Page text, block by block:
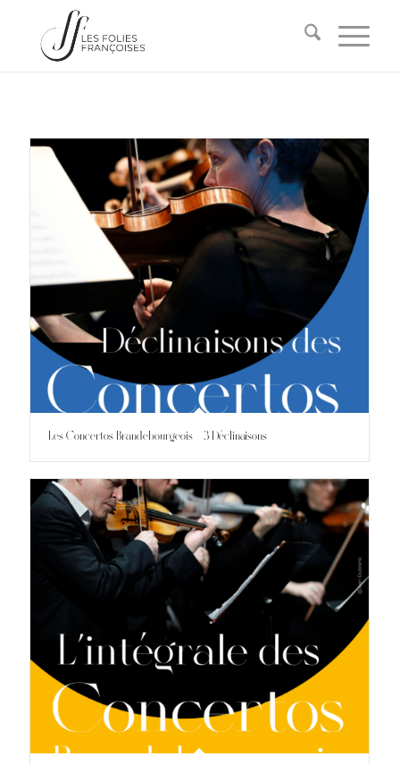
Les Concertos Brandebourgeois – 3 Déclinaisons